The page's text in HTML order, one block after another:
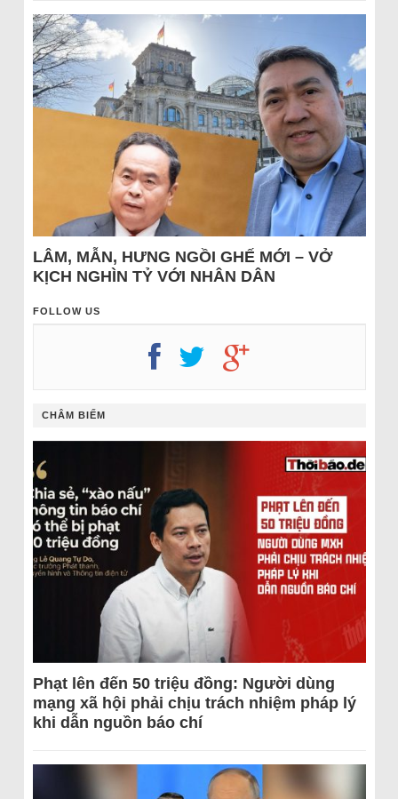
LÂM, MẪN, HƯNG NGỒI GHẾ MỚI – VỞ
KỊCH NGHÌN TỶ VỚI NHÂN DÂN
FOLLOW US
CHÂM BIẾM
Phạt lên đến 50 triệu đồng: Người dùng
mạng xã hội phải chịu trách nhiệm pháp lý
khi dẫn nguồn báo chí